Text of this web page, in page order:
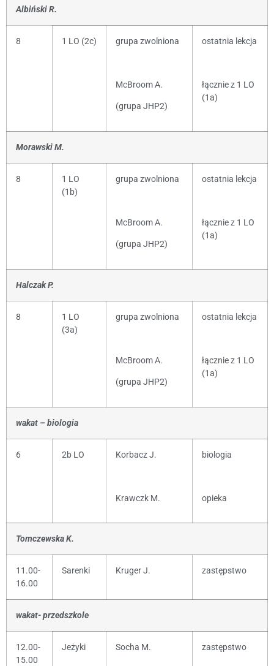
Albiński R.
8 1 LO (2c) grupa zwolniona
McBroom A.
(grupa JHP2)
ostatnia lekcja
łącznie z 1 LO
(1a)
Morawski M.
8
1 LO
(1b)
grupa zwolniona
McBroom A.
(grupa JHP2)
ostatnia lekcja
łącznie z 1 LO
(1a)
Halczak P.
8
1 LO
(3a)
grupa zwolniona
McBroom A.
(grupa JHP2)
ostatnia lekcja
łącznie z 1 LO
(1a)
wakat – biologia
6 2b LO Korbacz J.
Krawczk M.
biologia
opieka
Tomczewska K.
11.00-
16.00
Sarenki Kruger J. zastępstwo
wakat- przedszkole
12.00-
15.00
Jeżyki Socha M. zastępstwo